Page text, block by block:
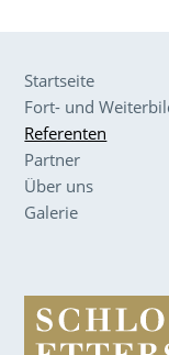
Startseite
Fort- und
Referenten
Partner
Über uns
Galerie